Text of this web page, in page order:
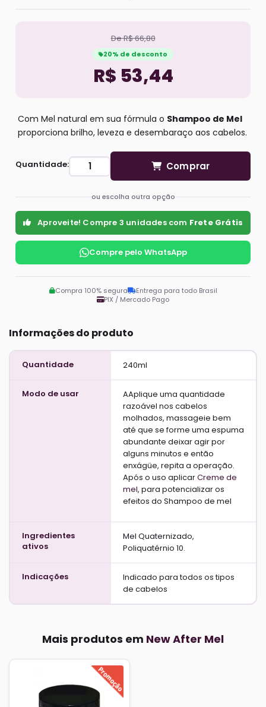
De R$ 66,80
20% de desconto
R$ 53,44
Com Mel natural em sua fórmula o Shampoo de Mel
proporciona brilho, leveza e desembaraço aos cabelos.
Quantidade: Comprar
ou escolha outra opção
Aproveite! Compre 3 unidades com Frete Grátis
Compre pelo WhatsApp
Compra 100% segura
Entrega para todo Brasil
PIX / Mercado Pago
Informações do produto
Quantidade 240ml
Modo de usar
AAplique uma quantidade
razoável nos cabelos
molhados, massageie bem
até que se forme uma espuma
abundante deixar agir por
alguns minutos e então
enxágüe, repita a operação.
Após o uso aplicarCreme de
mel, para potencializar os
efeitos do Shampoo de mel
Ingredientes
ativos
Mel Quaternizado,
Poliquatérnio 10.
Indicações
Indicado para todos os tipos
de cabelos
Mais produtos em New After Mel